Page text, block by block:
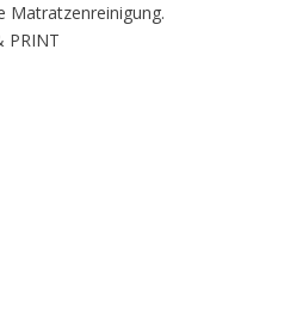
Matratzenreinigung.
PRINT